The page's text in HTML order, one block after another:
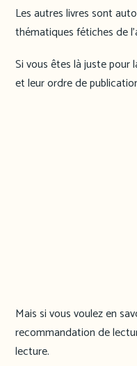
Les autres livres sont
thématiques fétiches de
Si vous êtes là juste pour
et leur ordre de
Mais si vous voulez en
recommandation de
lecture.